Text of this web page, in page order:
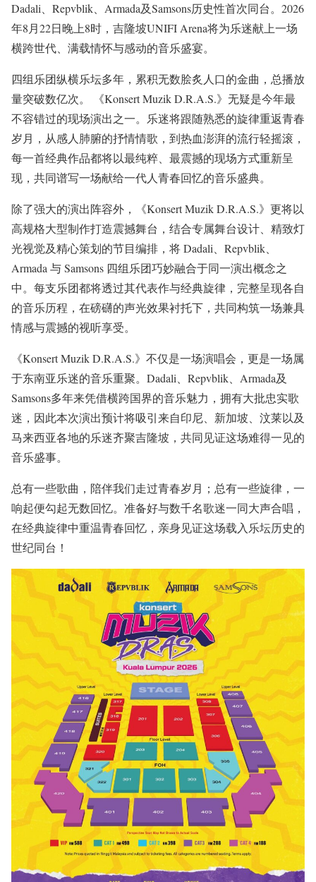
Dadali、Repvblik、Armada及Samsons历史性首次同台。2026
年8月22日晚上8时，吉隆坡UNIFI Arena将为乐迷献上一场
横跨世代、满载情怀与感动的音乐盛宴。
四组乐团纵横乐坛多年，累积无数脍炙人口的金曲，总播放
量突破数亿次。 《Konsert Muzik D.R.A.S.》无疑是今年最
不容错过的现场演出之一。乐迷将跟随熟悉的旋律重返青春
岁月，从感人肺腑的抒情情歌，到热血澎湃的流行轻摇滚，
每一首经典作品都将以最纯粹、最震撼的现场方式重新呈
现，共同谱写一场献给一代人青春回忆的音乐盛典。
除了强大的演出阵容外，《Konsert Muzik D.R.A.S.》更将以
高规格大型制作打造震撼舞台，结合专属舞台设计、精致灯
光视觉及精心策划的节目编排，将 Dadali、Repvblik、
Armada 与 Samsons 四组乐团巧妙融合于同一演出概念之
中。每支乐团都将透过其代表作与经典旋律，完整呈现各自
的音乐历程，在磅礴的声光效果衬托下，共同构筑一场兼具
情感与震撼的视听享受。
《Konsert Muzik D.R.A.S.》不仅是一场演唱会，更是一场属
于东南亚乐迷的音乐重聚。Dadali、Repvblik、Armada及
Samsons多年来凭借横跨国界的音乐魅力，拥有大批忠实歌
迷，因此本次演出预计将吸引来自印尼、新加坡、汶莱以及
马来西亚各地的乐迷齐聚吉隆坡，共同见证这场难得一见的
音乐盛事。
总有一些歌曲，陪伴我们走过青春岁月；总有一些旋律，一
响起便勾起无数回忆。准备好与数千名歌迷一同大声合唱，
在经典旋律中重温青春回忆，亲身见证这场载入乐坛历史的
世纪同台！